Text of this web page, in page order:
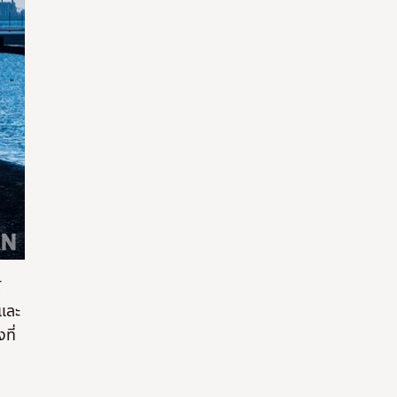
ะ
ที่